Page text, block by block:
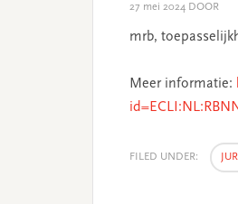
27 mei 2024 DOOR
mrb,
Meer informatie:
FILED UNDER: